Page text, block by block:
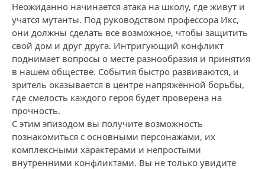
Неожиданно начинается атака на школу, где живут и
учатся мутанты. Под руководством профессора Икс,
они должны сделать все возможное, чтобы защитить
свой дом и друг друга. Интригующий конфликт
поднимает вопросы о месте разнообразия и принятия
в нашем обществе. События быстро развиваются, и
зритель оказывается в центре напряжённой борьбы,
где смелость каждого героя будет проверена на
прочность.
С этим эпизодом вы получите возможность
познакомиться с основными персонажами, их
комплексными характерами и непростыми
внутренними конфликтами. Вы не только увидите